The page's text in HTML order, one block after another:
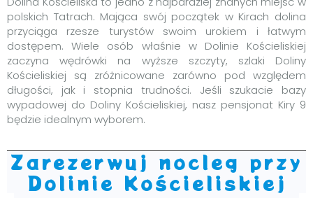
polskich Tatrach. Mająca swój początek w Kirach dolina
przyciąga rzesze turystów swoim urokiem i łatwym
dostępem. Wiele osób właśnie w Dolinie Kościeliskiej
zaczyna wędrówki na wyższe szczyty, szlaki Doliny
Kościeliskiej są zróżnicowane zarówno pod względem
długości, jak i stopnia trudności. Jeśli szukacie bazy
wypadowej do Doliny Kościeliskiej, nasz pensjonat Kiry 9
będzie idealnym wyborem.
Zarezerwuj nocleg przy
Dolinie Kościeliskiej